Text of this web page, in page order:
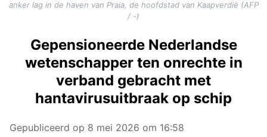
anker lag in de haven van Praia, de hoofdstad van Kaapverdië (AFP
/ -)
Gepensioneerde Nederlandse
wetenschapper ten onrechte in
verband gebracht met
hantavirusuitbraak op schip
Gepubliceerd op 8 mei 2026 om 16:58